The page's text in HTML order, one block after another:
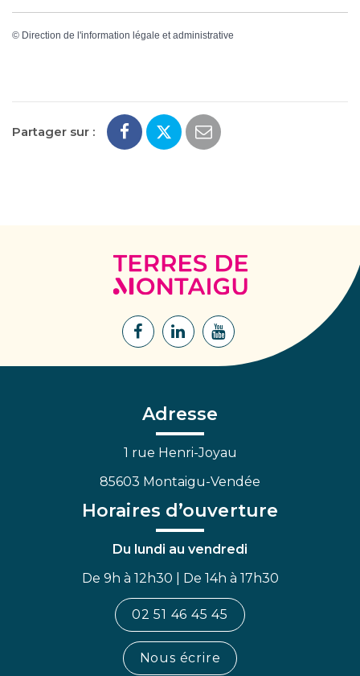
© Direction de l'information légale et administrative
Partager sur :
Terres
de
Montaigu
Lien
Facebook
Lien
Lien
Adresse
1 rue Henri-Joyau
85603 Montaigu-Vendée
Horaires d’ouverture
Du lundi au vendredi
De 9h à 12h30 | De 14h à 17h30
02 51 46 45 45
Nous écrire